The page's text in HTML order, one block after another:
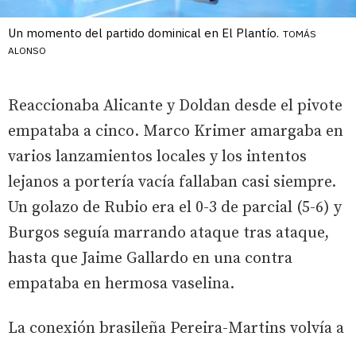
Un momento del partido dominical en El Plantío. TOMÁS
ALONSO
Reaccionaba Alicante y Doldan desde el pivote
empataba a cinco. Marco Krimer amargaba en
varios lanzamientos locales y los intentos
lejanos a portería vacía fallaban casi siempre.
Un golazo de Rubio era el 0-3 de parcial (5-6) y
Burgos seguía marrando ataque tras ataque,
hasta que Jaime Gallardo en una contra
empataba en hermosa vaselina.
La conexión brasileña Pereira-Martins volvía a